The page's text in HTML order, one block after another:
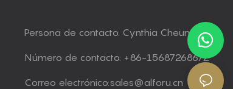
Persona de contacto: Cynthia Cheung
Número de contacto: +86-15687268672
Correo electrónico:sales@alforu.cn